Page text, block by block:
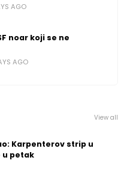
AGO
noar koji se ne
AGO
View all
Karpenterov strip u
u petak